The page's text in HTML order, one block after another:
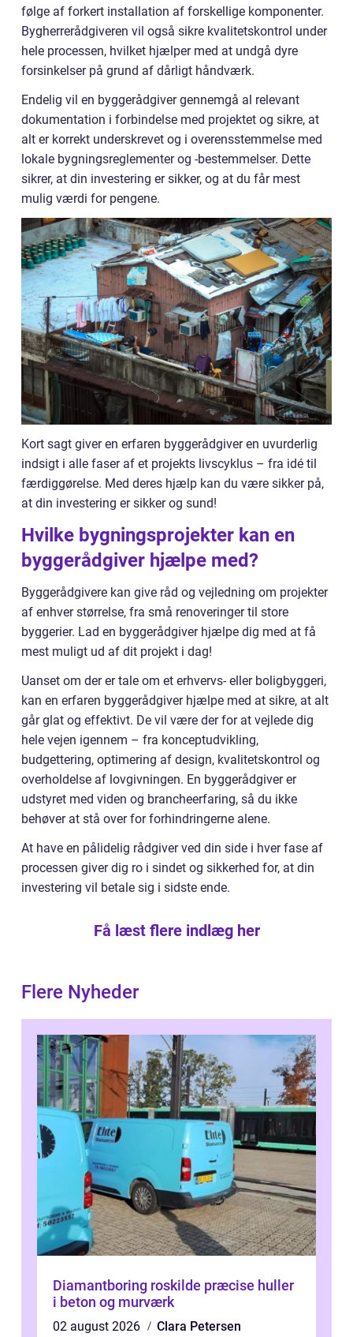
følge af forkert installation af forskellige komponenter.
Bygherrerådgiveren vil også sikre kvalitetskontrol under
hele processen, hvilket hjælper med at undgå dyre
forsinkelser på grund af dårligt håndværk.
Endelig vil en byggerådgiver gennemgå al relevant
dokumentation i forbindelse med projektet og sikre, at
alt er korrekt underskrevet og i overensstemmelse med
lokale bygningsreglementer og -bestemmelser. Dette
sikrer, at din investering er sikker, og at du får mest
mulig værdi for pengene.
Kort sagt giver en erfaren byggerådgiver en uvurderlig
indsigt i alle faser af et projekts livscyklus – fra idé til
færdiggørelse. Med deres hjælp kan du være sikker på,
at din investering er sikker og sund!
Hvilke bygningsprojekter kan en
byggerådgiver hjælpe med?
Byggerådgivere kan give råd og vejledning om projekter
af enhver størrelse, fra små renoveringer til store
byggerier. Lad en byggerådgiver hjælpe dig med at få
mest muligt ud af dit projekt i dag!
Uanset om der er tale om et erhvervs- eller boligbyggeri,
kan en erfaren byggerådgiver hjælpe med at sikre, at alt
går glat og effektivt. De vil være der for at vejlede dig
hele vejen igennem – fra konceptudvikling,
budgettering, optimering af design, kvalitetskontrol og
overholdelse af lovgivningen. En byggerådgiver er
udstyret med viden og brancheerfaring, så du ikke
behøver at stå over for forhindringerne alene.
At have en pålidelig rådgiver ved din side i hver fase af
processen giver dig ro i sindet og sikkerhed for, at din
investering vil betale sig i sidste ende.
Få læst flere indlæg her
Flere Nyheder
Diamantboring roskilde præcise huller
i beton og murværk
02 august 2026 Clara Petersen